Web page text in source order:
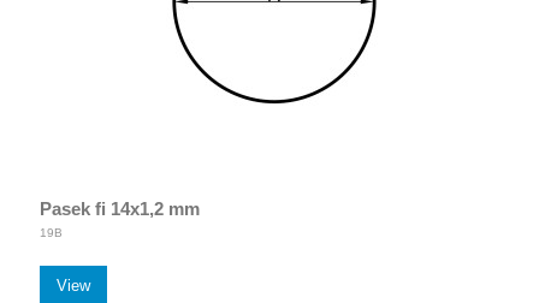
Pasek fi 14x1,2 mm
19B
View